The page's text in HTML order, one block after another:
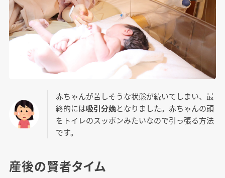
赤ちゃんが苦しそうな状態が続いてしまい、最
終的には吸引分娩となりました。赤ちゃんの頭
をトイレのスッポンみたいなので引っ張る方法
です。
産後の賢者タイム